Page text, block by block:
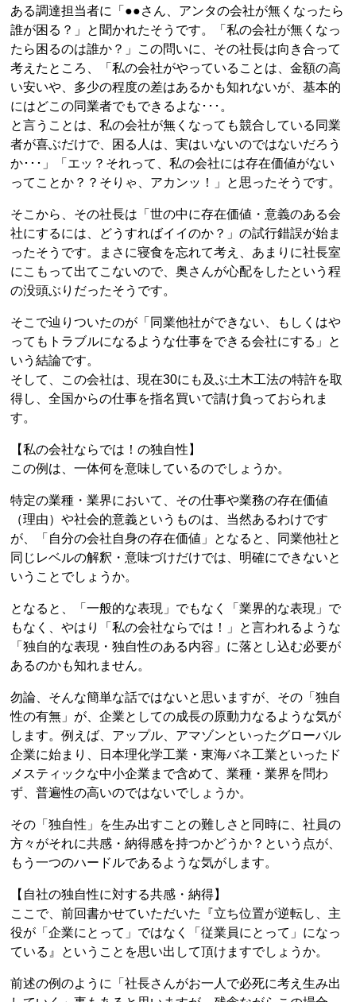
ある調達担当者に「●●さん、アンタの会社が無くなったら
誰が困る？」と聞かれたそうです。「私の会社が無くなっ
たら困るのは誰か？」この問いに、その社長は向き合って
考えたところ、「私の会社がやっていることは、金額の高
い安いや、多少の程度の差はあるかも知れないが、基本的
にはどこの同業者でもできるよな･･･。
と言うことは、私の会社が無くなっても競合している同業
者が喜ぶだけで、困る人は、実はいないのではないだろう
か･･･」「エッ？それって、私の会社には存在価値がない
ってことか？？そりゃ、アカンッ！」と思ったそうです。
そこから、その社長は「世の中に存在価値・意義のある会
社にするには、どうすればイイのか？」の試行錯誤が始ま
ったそうです。まさに寝食を忘れて考え、あまりに社長室
にこもって出てこないので、奥さんが心配をしたという程
の没頭ぶりだったそうです。
そこで辿りついたのが「同業他社ができない、もしくはや
ってもトラブルになるような仕事をできる会社にする」と
いう結論です。
そして、この会社は、現在30にも及ぶ土木工法の特許を取
得し、全国からの仕事を指名買いで請け負っておられま
す。
【私の会社ならでは！の独自性】
この例は、一体何を意味しているのでしょうか。
特定の業種・業界において、その仕事や業務の存在価値
（理由）や社会的意義というものは、当然あるわけです
が、「自分の会社自身の存在価値」となると、同業他社と
同じレベルの解釈・意味づけだけでは、明確にできないと
いうことでしょうか。
となると、「一般的な表現」でもなく「業界的な表現」で
もなく、やはり「私の会社ならでは！」と言われるような
「独自的な表現・独自性のある内容」に落とし込む必要が
あるのかも知れません。
勿論、そんな簡単な話ではないと思いますが、その「独自
性の有無」が、企業としての成長の原動力なるような気が
します。例えば、アップル、アマゾンといったグローバル
企業に始まり、日本理化学工業・東海バネ工業といったド
メスティックな中小企業まで含めて、業種・業界を問わ
ず、普遍性の高いのではないでしょうか。
その「独自性」を生み出すことの難しさと同時に、社員の
方々がそれに共感・納得感を持つかどうか？という点が、
もう一つのハードルであるような気がします。
【自社の独自性に対する共感・納得】
ここで、前回書かせていただいた『立ち位置が逆転し、主
役が「企業にとって」ではなく「従業員にとって」になっ
ている』ということを思い出して頂けますでしょうか。
前述の例のように「社長さんがお一人で必死に考え生み出